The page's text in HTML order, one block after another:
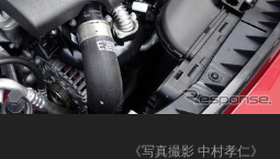
《写真撮影 中村孝仁》